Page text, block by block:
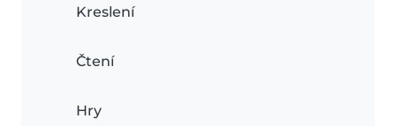
Kreslení
Čtení
Hry